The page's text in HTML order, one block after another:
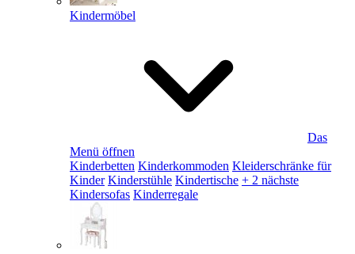
Kindermöbel
Das
Menü öffnen
Kinderbetten Kinderkommoden Kleiderschränke für
Kinder Kinderstühle Kindertische + 2 nächste
Kindersofas Kinderregale